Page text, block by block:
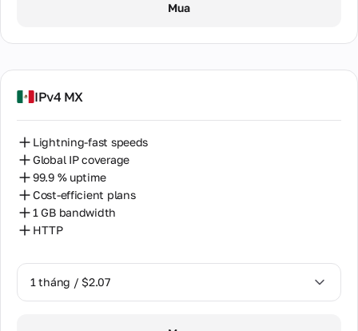
Mua
IPv4 MX
Lightning-fast speeds
Global IP coverage
99.9 % uptime
Cost-efficient plans
1 GB bandwidth
HTTP
1 tháng / $2.07